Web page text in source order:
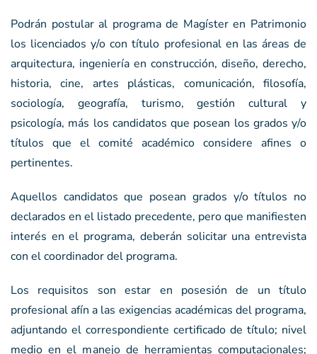
Podrán postular al programa de Magíster en Patrimonio
los licenciados y/o con título profesional en las áreas de
arquitectura, ingeniería en construcción, diseño, derecho,
historia, cine, artes plásticas, comunicación, filosofía,
sociología, geografía, turismo, gestión cultural y
psicología, más los candidatos que posean los grados y/o
títulos que el comité académico considere afines o
pertinentes.
Aquellos candidatos que posean grados y/o títulos no
declarados en el listado precedente, pero que manifiesten
interés en el programa, deberán solicitar una entrevista
con el coordinador del programa.
Los requisitos son estar en posesión de un título
profesional afín a las exigencias académicas del programa,
adjuntando el correspondiente certificado de título; nivel
medio en el manejo de herramientas computacionales;